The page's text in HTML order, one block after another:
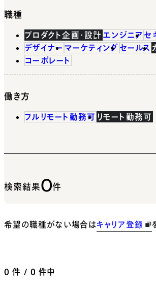
職種
プロダクト企画・設計 エンジニア セ
デザイナー マーケティング セールス
コーポレート
働き方
フルリモート勤務可 リモート勤務可
検索結果0件
希望の職種がない場合はキャリア登録
0 件 / 0 件中